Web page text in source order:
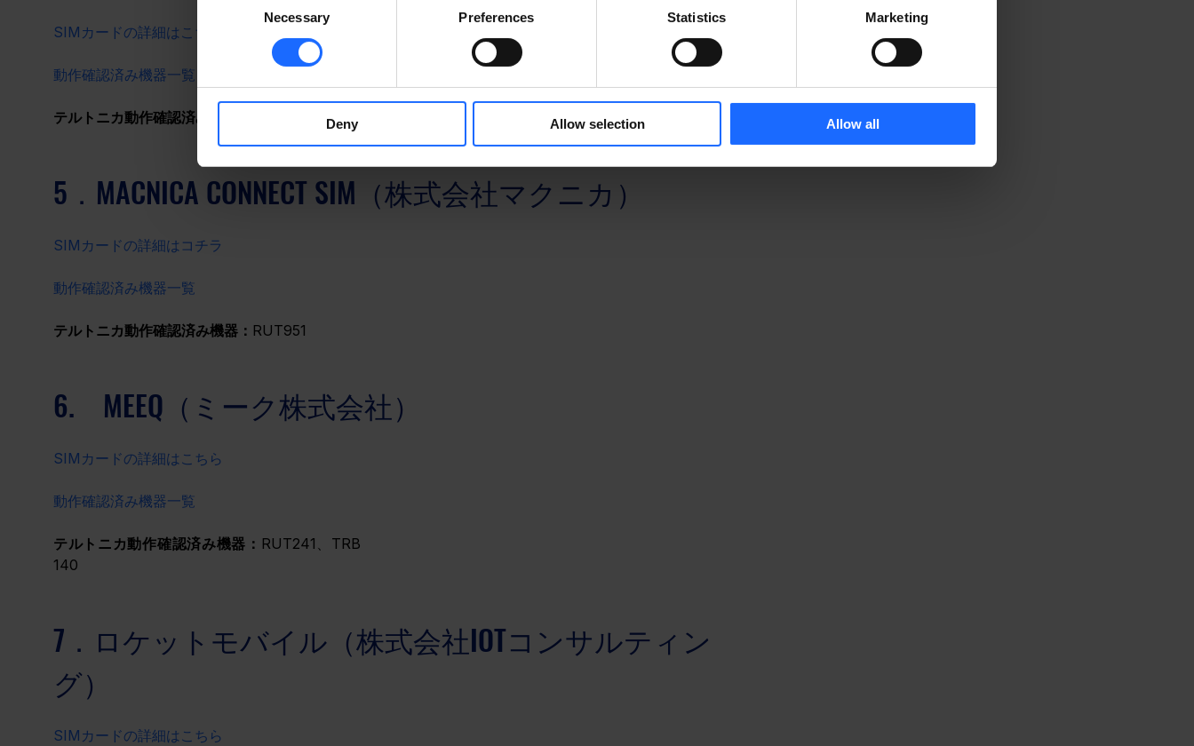
Necessary Preferences Statistics Marketing
Deny Allow selection Allow all
SIMカードの詳細はこちら
動作確認済み機器一覧
テルトニカ動作確認済み機器：
5．MACNICA CONNECT SIM（株式会社マクニカ）
SIMカードの詳細はコチラ
動作確認済み機器一覧
テルトニカ動作確認済み機器： RUT951
6.　MEEQ（ミーク株式会社）
SIMカードの詳細はこちら
動作確認済み機器一覧
テルトニカ動作確認済み機器： RUT241、TRB
140
7．ロケットモバイル（株式会社IOTコンサルティン
グ）
SIMカードの詳細はこちら